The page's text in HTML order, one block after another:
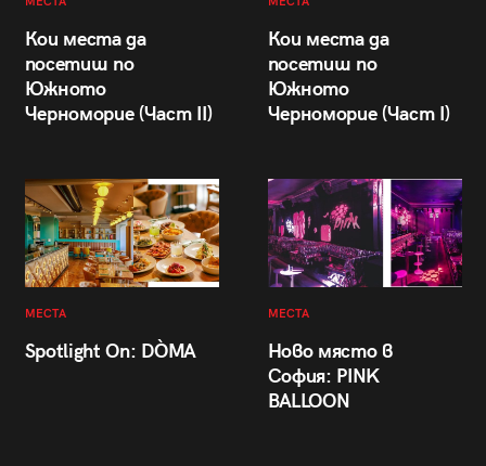
Кои места да
посетиш по
Южното
Черноморие (Част II)
Кои места да
посетиш по
Южното
Черноморие (Част I)
МЕСТА
Spotlight On: DÒMA
МЕСТА
Ново място в
София: PINK
BALLOON